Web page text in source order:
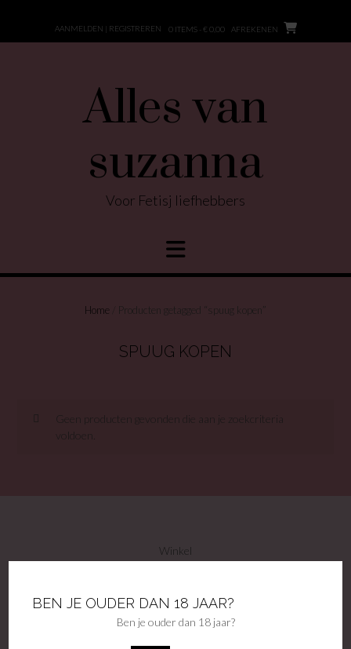
BEN JE OUDER DAN 18 JAAR?
Ben je ouder dan 18 jaar?
de
AANMELDEN | REGISTREREN 0 ITEMS - € 0,00 AFREKENEN
Alles van
suzanna
Voor Fetisj liefhebbers
Home / Producten getagged “spuug kopen”
SPUUG KOPEN
Geen producten gevonden die aan je zoekcriteria
voldoen.
Winkel
Algemene voorwaarden
Disclamer